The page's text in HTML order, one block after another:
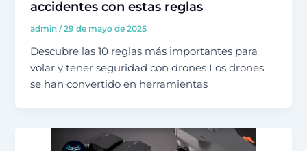
accidentes con estas reglas
admin/29 de mayo de 2025
Descubre las 10 reglas más importantes para
volar y tener seguridad con drones Los drones
se han convertido en herramientas